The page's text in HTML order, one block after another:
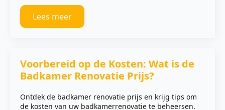
Lees meer
Voorbereid op de Kosten: Wat is de
Badkamer Renovatie Prijs?
Ontdek de badkamer renovatie prijs en krijg tips om
de kosten van uw badkamerrenovatie te beheersen.